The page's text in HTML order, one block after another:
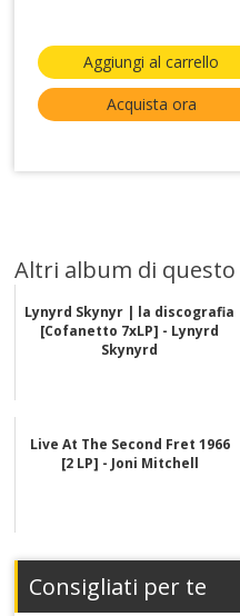
Aggiungi al carrello
Acquista ora
Altri album di questo
Lynyrd Skynyr | la discografia
[Cofanetto 7xLP] - Lynyrd
Skynyrd
Live At The Second Fret 1966
[2 LP] - Joni Mitchell
Consigliati per te